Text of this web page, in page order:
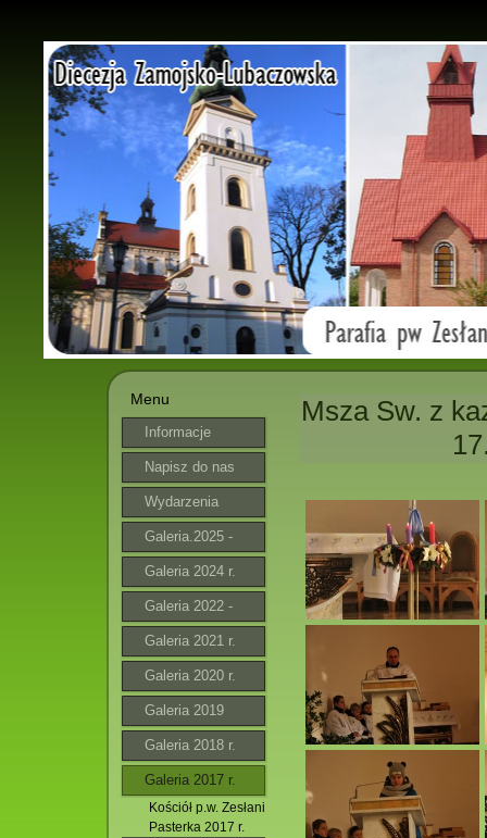
Menu
Informacje
parafialne
Napisz do nas
Wydarzenia
Galeria.2025 -
2026
Galeria 2024 r.
Galeria 2022 -
2023 r.
Galeria 2021 r.
Galeria 2020 r.
Galeria 2019
Galeria 2018 r.
Galeria 2017 r.
Kościół p.w. Zesłania Ducha Św. na Boże Narodzenie
Pasterka 2017 r.
Msza Sw. z